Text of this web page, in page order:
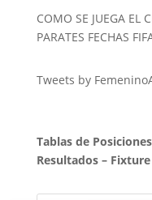
COMO SE JUEGA EL
PARATES FECHAS
Tweets by
Tablas de Posiciones
Resultados– Fixture